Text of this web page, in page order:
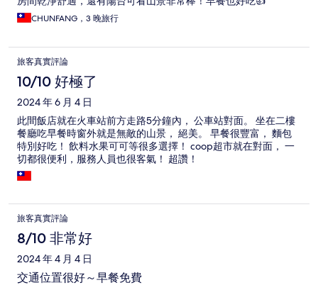
CHUNFANG，3 晚旅行
旅客真實評論
10/10 好極了
2024 年 6 月 4 日
此間飯店就在火車站前方走路5分鐘內， 公車站對面。 坐在二樓
餐廳吃早餐時窗外就是無敵的山景， 絕美。 早餐很豐富， 麵包
特別好吃！ 飲料水果可可等很多選擇！ coop超市就在對面， 一
切都很便利，服務人員也很客氣！ 超讚！
旅客真實評論
8/10 非常好
2024 年 4 月 4 日
交通位置很好～早餐免費